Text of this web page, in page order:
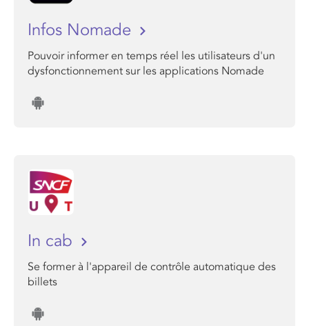
Infos Nomade
Pouvoir informer en temps réel les utilisateurs d'un
dysfonctionnement sur les applications Nomade
In cab
Se former à l'appareil de contrôle automatique des
billets